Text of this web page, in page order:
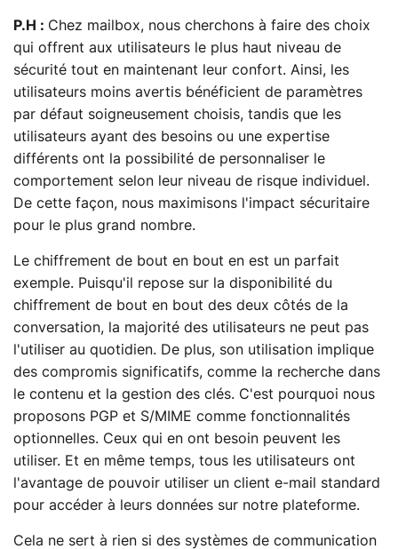
P.H : Chez mailbox, nous cherchons à faire des choix
qui offrent aux utilisateurs le plus haut niveau de
sécurité tout en maintenant leur confort. Ainsi, les
utilisateurs moins avertis bénéficient de paramètres
par défaut soigneusement choisis, tandis que les
utilisateurs ayant des besoins ou une expertise
différents ont la possibilité de personnaliser le
comportement selon leur niveau de risque individuel.
De cette façon, nous maximisons l'impact sécuritaire
pour le plus grand nombre.
Le chiffrement de bout en bout en est un parfait
exemple. Puisqu'il repose sur la disponibilité du
chiffrement de bout en bout des deux côtés de la
conversation, la majorité des utilisateurs ne peut pas
l'utiliser au quotidien. De plus, son utilisation implique
des compromis significatifs, comme la recherche dans
le contenu et la gestion des clés. C'est pourquoi nous
proposons PGP et S/MIME comme fonctionnalités
optionnelles. Ceux qui en ont besoin peuvent les
utiliser. Et en même temps, tous les utilisateurs ont
l'avantage de pouvoir utiliser un client e-mail standard
pour accéder à leurs données sur notre plateforme.
Cela ne sert à rien si des systèmes de communication